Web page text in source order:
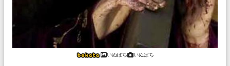
いぬぽち いぬぽち